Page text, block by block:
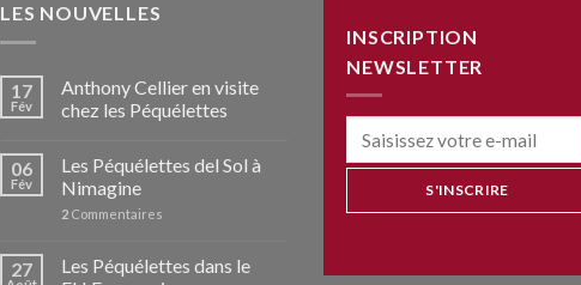
LES NOUVELLES
17
Fév
Anthony Cellier en visite
chez les Péquélettes
06
Fév
Les Péquélettes del Sol à
Nimagine
2 Commentaires
27
Les Péquélettes dans le
INSCRIPTION
NEWSLETTER